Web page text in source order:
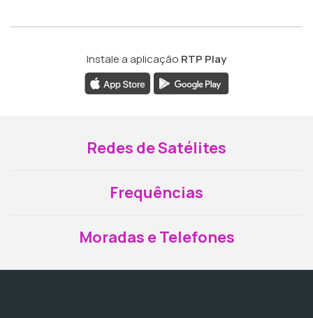
Instale a aplicação RTP Play
Redes de Satélites
Frequências
Moradas e Telefones